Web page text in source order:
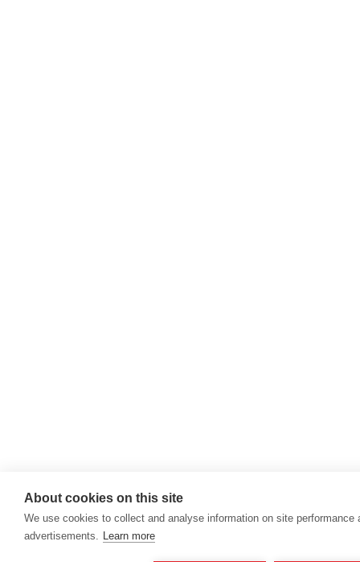
About cookies on this site
We use cookies to collect and analyse information on site
advertisements. Learn more